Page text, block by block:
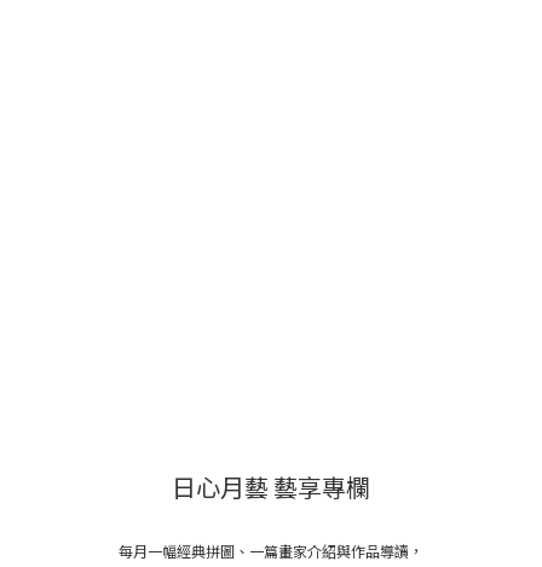
日心月藝 藝享專欄
每月一幅經典拼圖、一篇畫家介紹與作品導讀，